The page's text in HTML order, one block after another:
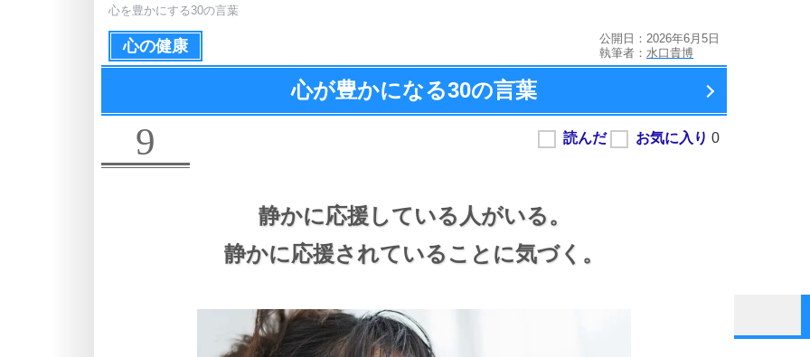
心を豊かにする30の言葉
心の健康
公開日：2026年6月5日
執筆者： 水口貴博
心が豊かになる30の言葉
9
静かに応援している人がいる。
静かに応援されていることに気づく。